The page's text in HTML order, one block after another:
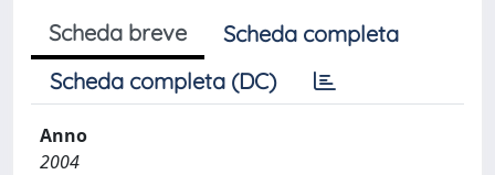
Scheda breve
Scheda completa
Scheda completa (DC)
Anno
2004